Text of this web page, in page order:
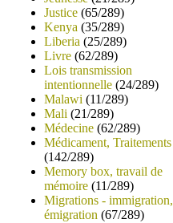
Justice (65/289)
Kenya (35/289)
Liberia (25/289)
Livre (62/289)
Lois transmission
intentionnelle (24/289)
Malawi (11/289)
Mali (21/289)
Médecine (62/289)
Médicament, Traitements
(142/289)
Memory box, travail de
mémoire (11/289)
Migrations - immigration,
émigration (67/289)